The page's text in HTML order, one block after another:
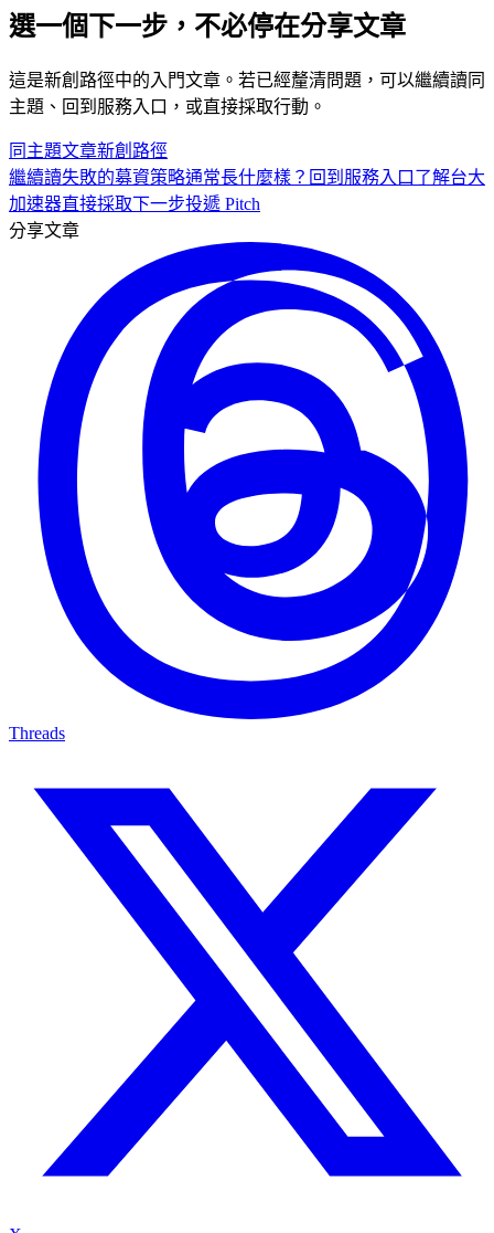
選一個下一步，不必停在分享文章
這是新創 路徑中的 入門文章。若已經釐清問題，可以繼續讀同
主題、回到服務入口，或直接採取行動。
同主題文章新創 路徑
繼續讀失敗的募資策略通常長什麼樣？ 回到服務入口 了解台大
加速器直接採取下一步投遞 Pitch
分享文章
Threads